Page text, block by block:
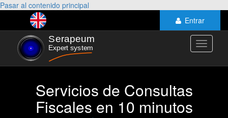
Pasar al contenido principal
Entrar
Toggle
Servicios de Consultas
Fiscales en 10 minutos